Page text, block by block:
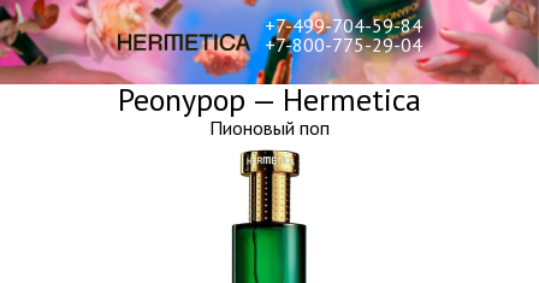
+7-499-704-59-84
+7-800-775-29-04
Peonypop — Hermetica
Пионовый поп